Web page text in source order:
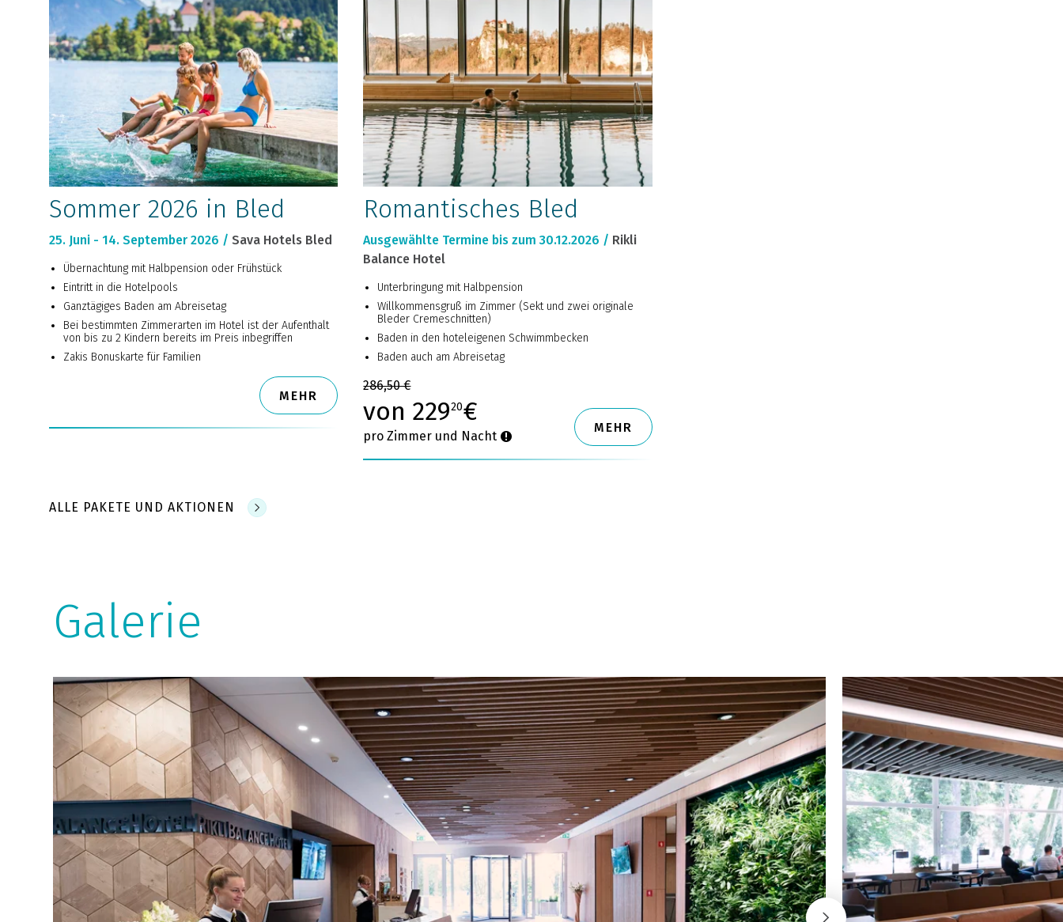
Sommer 2026 in Bled
25. Juni - 14. September 2026 / Sava Hotels Bled
Übernachtung mit Halbpension oder Frühstück
Eintritt in die Hotelpools
Ganztägiges Baden am Abreisetag
Bei bestimmten Zimmerarten im Hotel ist der Aufenthalt
von bis zu 2 Kindern bereits im Preis inbegriffen
Zakis Bonuskarte für Familien
MEHR
Romantisches Bled
Ausgewählte Termine bis zum 30.12.2026 / Rikli
Balance Hotel
Unterbringung mit Halbpension
Willkommensgruß im Zimmer (Sekt und zwei originale
Bleder Cremeschnitten)
Baden in den hoteleigenen Schwimmbecken
Baden auch am Abreisetag
286,50 €
von 22920€
pro Zimmer und Nacht
MEHR
ALLE PAKETE UND AKTIONEN
Galerie